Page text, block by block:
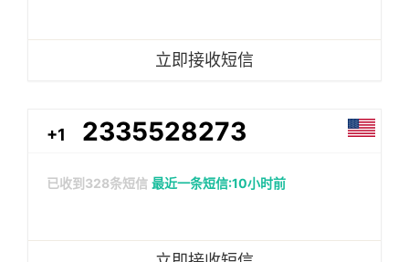
立即接收短信
+1 2335528273
已收到 328条短信 最近一条短信:10小时前